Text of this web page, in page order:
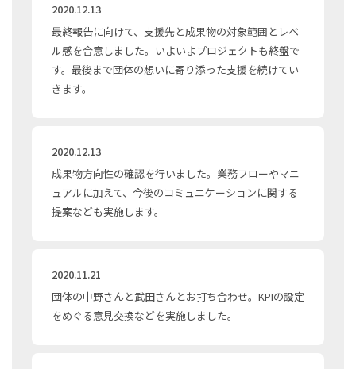
2020.12.13
最終報告に向けて、支援先と成果物の対象範囲とレベ
ル感を合意しました。いよいよプロジェクトも終盤で
す。最後まで団体の想いに寄り添った支援を続けてい
きます。
2020.12.13
成果物方向性の確認を行いました。業務フローやマニ
ュアルに加えて、今後のコミュニケーションに関する
提案なども実施します。
2020.11.21
団体の中野さんと武田さんとお打ち合わせ。KPIの設定
をめぐる意見交換などを実施しました。